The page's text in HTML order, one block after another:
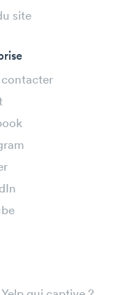
site
contacter